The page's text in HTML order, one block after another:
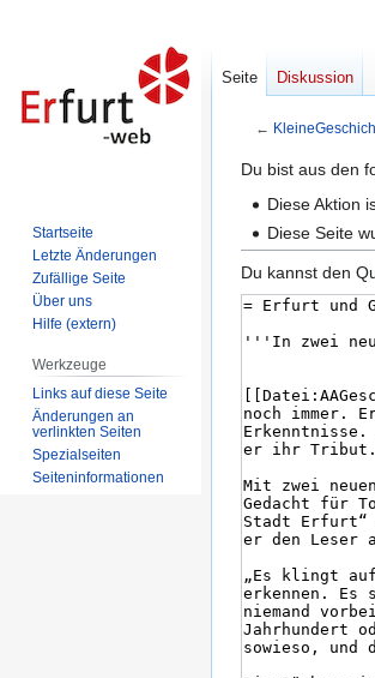
←
Zur
Navigation
Zur
Suche
Du bist aus den
Diese Aktion
Diese Seite
Du kannst den
Seite Diskussion
Startseite
Letzte Änderungen
Zufällige Seite
Über uns
Hilfe (extern)
Werkzeuge
Links auf diese Seite
Änderungen an
verlinkten Seiten
Spezialseiten
Seiten­informationen